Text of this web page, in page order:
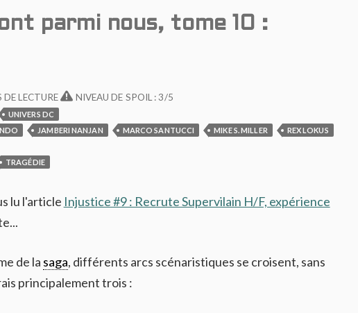
parmi nous, tome 10 :
LECTURE
NIVEAU DE SPOIL : 3/5
UNIVERS DC
JAMBERI NANJAN MARCO SANTUCCI MIKE S. MILLER
REX LOKUS
TRAGÉDIE
lu l'article Injustice #9 : Recrute Supervilain H/F, expérience
de la saga, différents arcs scénaristiques se croisent, sans
principalement trois :